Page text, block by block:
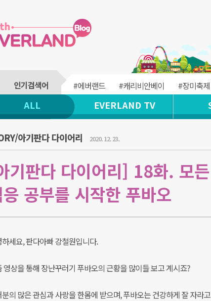
#에버랜드 #캐리비안베이 #장미축제
ALL EVERLAND TV
아기판다 다이어리 2020. 12. 23.
기판다 다이어리] 18화. 모
공부를 시작한 푸바오
세요, 판다아빠 강철원입니다.
영상을 통해 장난꾸러기 푸바오의 근황을 많이들 보고 계시죠?
의 많은 관심과 사랑을 한몸에 받으며, 푸바오는 건강하게 잘 자라